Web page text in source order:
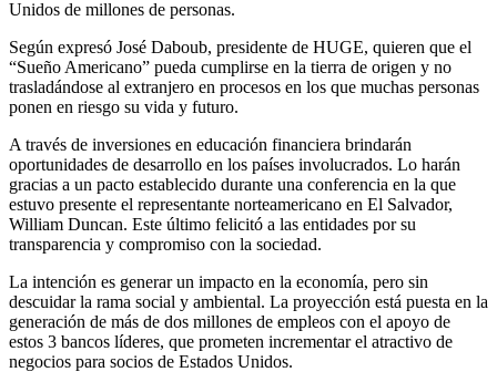
Unidos de millones de personas.
Según expresó José Daboub, presidente de HUGE, quieren que el
“Sueño Americano” pueda cumplirse en la tierra de origen y no
trasladándose al extranjero en procesos en los que muchas personas
ponen en riesgo su vida y futuro.
A través de inversiones en educación financiera brindarán
oportunidades de desarrollo en los países involucrados. Lo harán
gracias a un pacto establecido durante una conferencia en la que
estuvo presente el representante norteamericano en El Salvador,
William Duncan. Este último felicitó a las entidades por su
transparencia y compromiso con la sociedad.
La intención es generar un impacto en la economía, pero sin
descuidar la rama social y ambiental. La proyección está puesta en la
generación de más de dos millones de empleos con el apoyo de
estos 3 bancos líderes, que prometen incrementar el atractivo de
negocios para socios de Estados Unidos.